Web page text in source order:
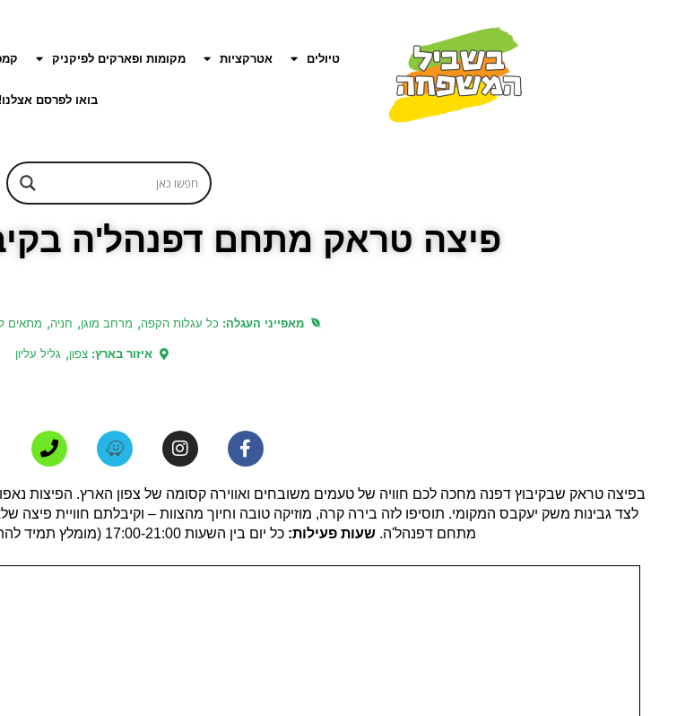
טיולים אטרקציות מקומות ופארקים לפיקניק
בואו לפרסם אצלנו!
פיצה טראק מתחם דפנהל'ה
מאפייני העגלה: כל עגלות הקפה, מרחב מוגן, חניה, מתאים
איזור בארץ:צפון, גליל עליון
בפיצה טראק שבקיבוץ דפנה מחכה לכם חוויה של טעמים משובחים ואווירה קסומה של צפון הארץ. הפיצות
לצד גבינות משק יעקבס המקומי. תוסיפו לזה בירה קרה, מוזיקה טובה וחיוך מהצוות – וקיבלתם חוויית
מתחם דפנהל'ה.שעות פעילות:כל יום בין השעות 17:00-21:00 (מומלץ תמיד